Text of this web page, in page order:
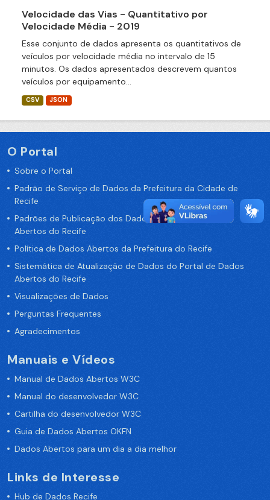
Velocidade das Vias - Quantitativo por
Velocidade Média - 2019
Esse conjunto de dados apresenta os quantitativos de
veículos por velocidade média no intervalo de 15
minutos. Os dados apresentados descrevem quantos
veículos por equipamento...
CSV JSON
O Portal
Sobre o Portal
Padrão de Serviço de Dados da Prefeitura da Cidade de
Recife
Padrões de Publicação dos Dados no Portal de Dados
Abertos do Recife
Política de Dados Abertos da Prefeitura do Recife
Sistemática de Atualização de Dados do Portal de Dados
Abertos do Recife
Visualizações de Dados
Perguntas Frequentes
Agradecimentos
Manuais e Vídeos
Manual de Dados Abertos W3C
Manual do desenvolvedor W3C
Cartilha do desenvolvedor W3C
Guia de Dados Abertos OKFN
Dados Abertos para um dia a dia melhor
Links de Interesse
Hub de Dados Recife